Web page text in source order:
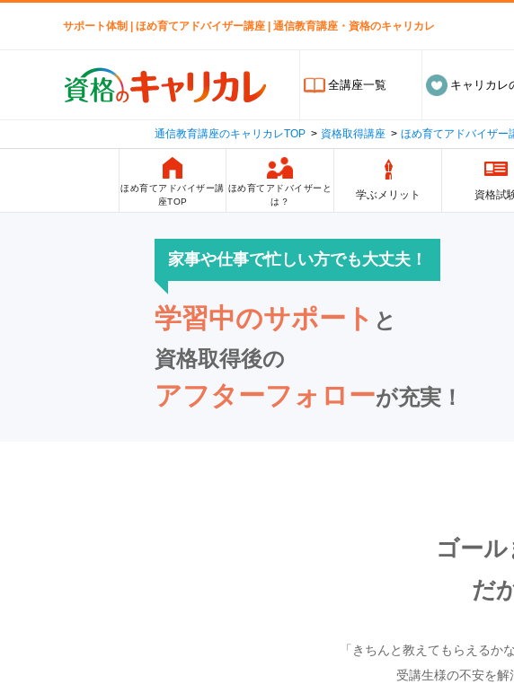
サポート体制 | ほめ育てアドバイザー講座 | 通信教育講座・資格のキャリカレ
全講座一覧 キャリカレ
通信教育講座のキャリカレTOP 資格取得講座 ほめ育てアドバイザー
ほめ育てアドバイザー講
座TOP
ほめ育てアドバイザーと
は？
学ぶメリット 資格試
家事や仕事で忙しい方でも大丈夫！
学習中のサポート と
資格取得後の
アフターフォローが充実！
ゴー
だ
「きちんと教えてもらえる
受講生様の不安を解